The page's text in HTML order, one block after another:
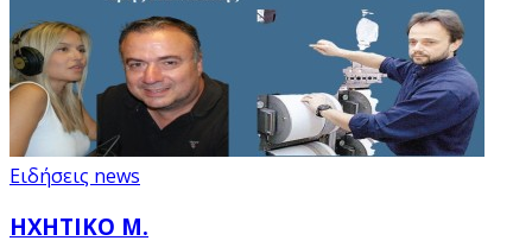
Ειδήσεις news
ΗΧΗΤΙΚΟ Μ.